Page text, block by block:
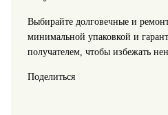
Выбирайте долговечные и
минимальной упаковкой и
получателем, чтобы избежать
Поделиться